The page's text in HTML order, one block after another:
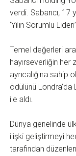
verdi. Sabancı, 17
‘Yılın Sorumlu
Temel değerleri
hayırseverliğin her
ayrıcalığına sahip
ödülünü Londra’da
ile aldı.
Dünya genelinde
ilişki geliştirmeyi
tarafından